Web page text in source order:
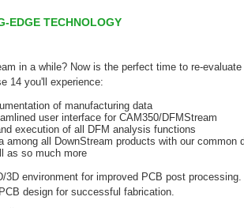
EDGE TECHNOLOGY
in a while? Now is the perfect time to re-
14 you'll experience:
of manufacturing data
user interface for CAM350/DFMStream
execution of all DFM analysis functions
among all DownStream products with our common
as so much more
3D environment for improved PCB post
design for successful fabrication.